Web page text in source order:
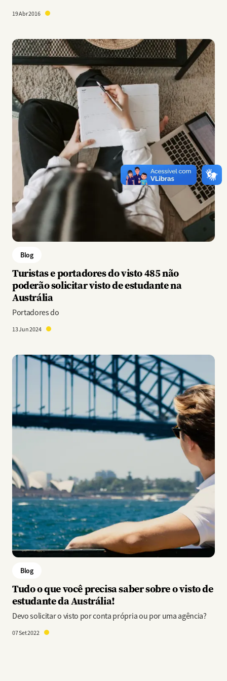
19 Abr 2016
Imagem
Blog
Turistas e portadores do visto 485 não
poderão solicitar visto de estudante na
Austrália
Portadores do
13 Jun 2024
Imagem
Blog
Tudo o que você precisa saber sobre o visto de
estudante da Austrália!
Devo solicitar o visto por conta própria ou por uma agência?
07 Set 2022